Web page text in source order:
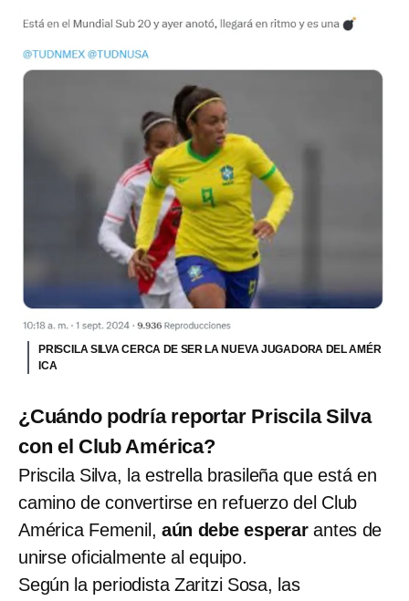
PRISCILA SILVA CERCA DE SER LA NUEVA JUGADORA DEL AMÉR
ICA
¿Cuándo podría reportar Priscila Silva
con el Club América?
Priscila Silva, la estrella brasileña que está en
camino de convertirse en refuerzo del Club
América Femenil, aún debe esperarantes de
unirse oficialmente al equipo.
Según la periodista Zaritzi Sosa, las